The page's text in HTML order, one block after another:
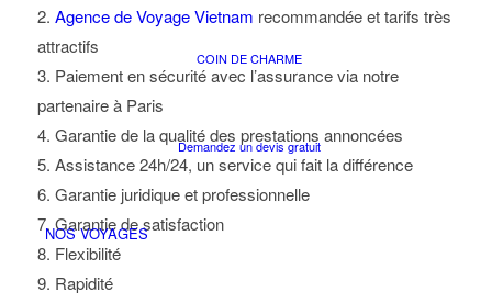
COIN DE CHARME
Demandez un devis gratuit
NOS VOYAGES
2. Agence de Voyage Vietnam recommandée et tarifs très
attractifs
3. Paiement en sécurité avec l’assurance via notre
partenaire à Paris
4. Garantie de la qualité des prestations annoncées
5. Assistance 24h/24, un service qui fait la différence
6. Garantie juridique et professionnelle
7. Garantie de satisfaction
8. Flexibilité
9. Rapidité